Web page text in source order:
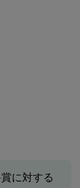
に対する